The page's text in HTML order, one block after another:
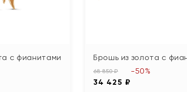
с фианитами
Брошь из золота с
68 850 ₽
34 425 ₽
-50%